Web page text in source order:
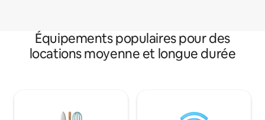
Équipements populaires pour des
locations moyenne et longue durée